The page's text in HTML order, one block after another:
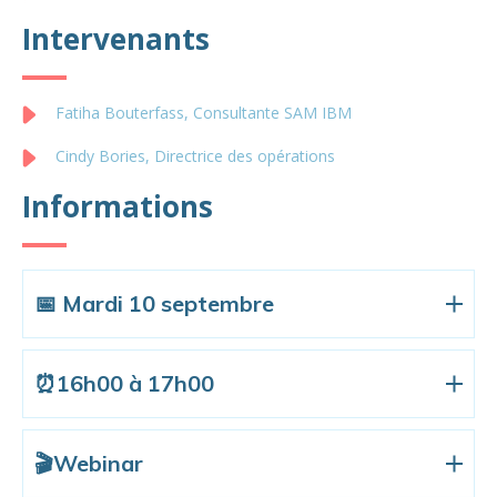
Intervenants
Fatiha Bouterfass, Consultante SAM IBM
Cindy Bories, Directrice des opérations
Informations
📅 Mardi 10 septembre
⏰16h00 à 17h00
🎬Webinar